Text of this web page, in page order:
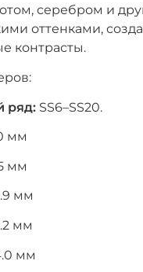
серебром и
оттенками,
контрасты.
ряд: SS6–SS20.
мм
мм
мм
мм
мм